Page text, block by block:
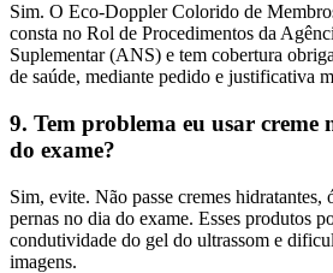
Sim. O Eco-Doppler Colorido de
consta no Rol de Procedimentos da
Suplementar (ANS) e tem cobertura
de saúde, mediante pedido e justificativa
9. Tem problema eu usar creme
do exame?
Sim, evite. Não passe cremes hidratantes,
pernas no dia do exame. Esses produtos
condutividade do gel do ultrassom e
imagens.